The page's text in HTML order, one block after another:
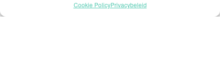
Cookie PolicyPrivacybeleid
© 2026 Oneflor. Alle rechten voorbehouden.